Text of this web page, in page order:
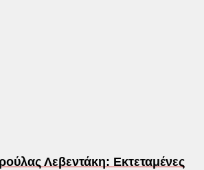
Λεβεντάκη: Εκτεταμένες